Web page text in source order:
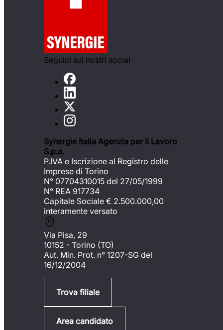
Seguici sui nostri social
Synergie Italia Agenzia per il Lavoro
S.p.a.
P.IVA e Iscrizione al Registro delle
Imprese di Torino
N° 07704310015 del 27/05/1999
N° REA 917734
Capitale Sociale € 2.500.000,00
interamente versato
Via Pisa, 29
10152 - Torino (TO)
Aut. Min. Prot. n° 1207-SG del
16/12/2004
Trova filiale
Area candidato